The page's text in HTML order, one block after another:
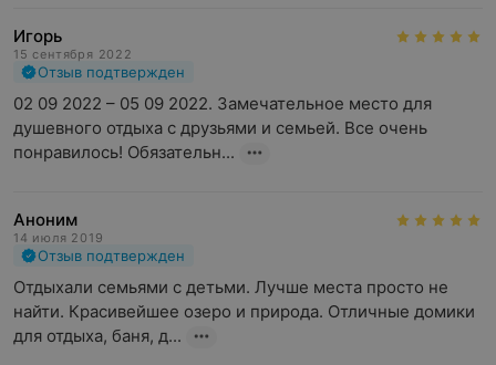
Игорь
15 сентября 2022
Отзыв подтвержден
02 09 2022 – 05 09 2022. Замечательное место для
душевного отдыха с друзьями и семьей. Все очень
понравилось! Обязательн...
Аноним
14 июля 2019
Отзыв подтвержден
Отдыхали семьями с детьми. Лучше места просто не
найти. Красивейшее озеро и природа. Отличные домики
для отдыха, баня, д...